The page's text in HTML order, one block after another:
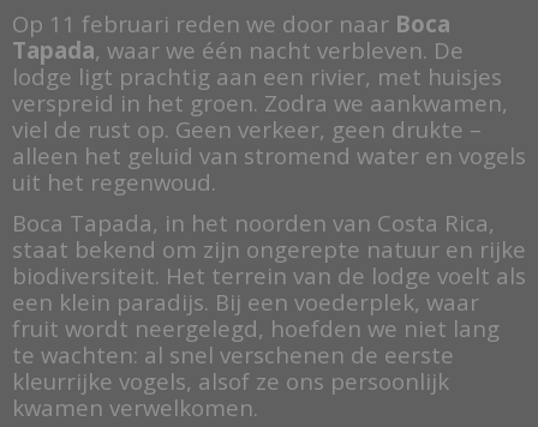
Op 11 februari reden we door naar Boca
Tapada, waar we één nacht verbleven. De
lodge ligt prachtig aan een rivier, met huisjes
verspreid in het groen. Zodra we aankwamen,
viel de rust op. Geen verkeer, geen drukte –
alleen het geluid van stromend water en vogels
uit het regenwoud.
Boca Tapada, in het noorden van Costa Rica,
staat bekend om zijn ongerepte natuur en rijke
biodiversiteit. Het terrein van de lodge voelt als
een klein paradijs. Bij een voederplek, waar
fruit wordt neergelegd, hoefden we niet lang
te wachten: al snel verschenen de eerste
kleurrijke vogels, alsof ze ons persoonlijk
kwamen verwelkomen.